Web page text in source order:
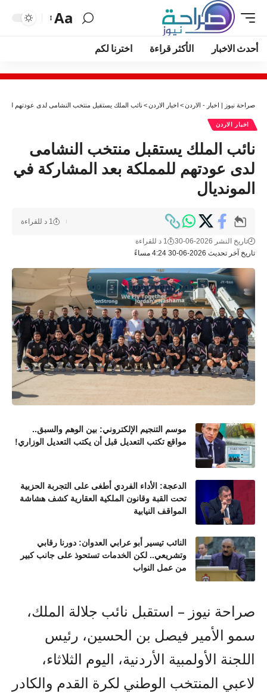
Aa
أحدث الاخبار الأكثر قراءة اخترنا لكم
صراحة نيوز | اخبار - الاردن> اخبار الاردن> نائب الملك يستقبل منتخب النشامى لدى عودتهم
اخبار الاردن
نائب الملك يستقبل منتخب النشامى
لدى عودتهم للمملكة بعد المشاركة في
المونديال
تاريخ آخر تحديث 2026-06-30 4:24 مساءً
تاريخ النشر 2026-06-30 1 د للقراءة
1 د للقراءة
موسم التنجيم الإلكتروني: بين الوهم والسبق..
مواقع تكتب التعديل قبل أن يكتب التعديل الوزاري!
الدعجة: الأداء الفردي أطغى على التجربة الحزبية
تحت القبة وقانون الملكية العقارية كشف هشاشة
المواقف النيابية
النائب تيسير أبو عرابي العدوان: دورنا رقابي
وتشريعي.. لكن الخدمات تستحوذ على جانب كبير
من عمل النواب
صراحة نيوز – استقبل نائب جلالة الملك،
سمو الأمير فيصل بن الحسين، رئيس
اللجنة الأولمبية الأردنية، اليوم الثلاثاء،
لاعبي المنتخب الوطني لكرة القدم والكادر